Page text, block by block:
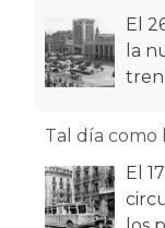
El
la
Tal día como
El